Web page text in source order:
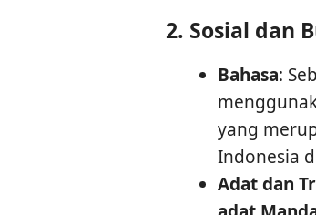
2. Sosial dan
Bahasa:
yang
Indonesia
Adat dan